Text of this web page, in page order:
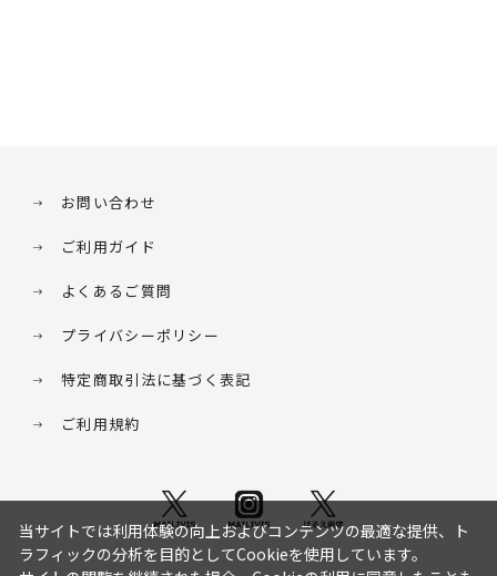
お問い合わせ
ご利用ガイド
よくあるご質問
プライバシーポリシー
特定商取引法に基づく表記
ご利用規約
当サイトでは利用体験の向上およびコンテンツの最適な提供、ト
ラフィックの分析を目的としてCookieを使用しています。